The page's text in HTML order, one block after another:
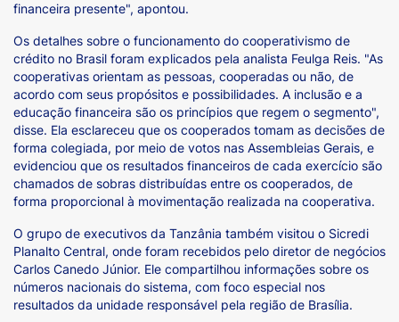
financeira presente", apontou.
Os detalhes sobre o funcionamento do cooperativismo de
crédito no Brasil foram explicados pela analista Feulga Reis. "As
cooperativas orientam as pessoas, cooperadas ou não, de
acordo com seus propósitos e possibilidades. A inclusão e a
educação financeira são os princípios que regem o segmento",
disse. Ela esclareceu que os cooperados tomam as decisões de
forma colegiada, por meio de votos nas Assembleias Gerais, e
evidenciou que os resultados financeiros de cada exercício são
chamados de sobras distribuídas entre os cooperados, de
forma proporcional à movimentação realizada na cooperativa.
O grupo de executivos da Tanzânia também visitou o Sicredi
Planalto Central, onde foram recebidos pelo diretor de negócios
Carlos Canedo Júnior. Ele compartilhou informações sobre os
números nacionais do sistema, com foco especial nos
resultados da unidade responsável pela região de Brasília.